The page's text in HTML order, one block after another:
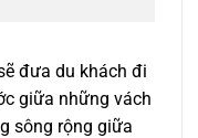
đưa du khách đi
giữa những vách
sông rộng giữa